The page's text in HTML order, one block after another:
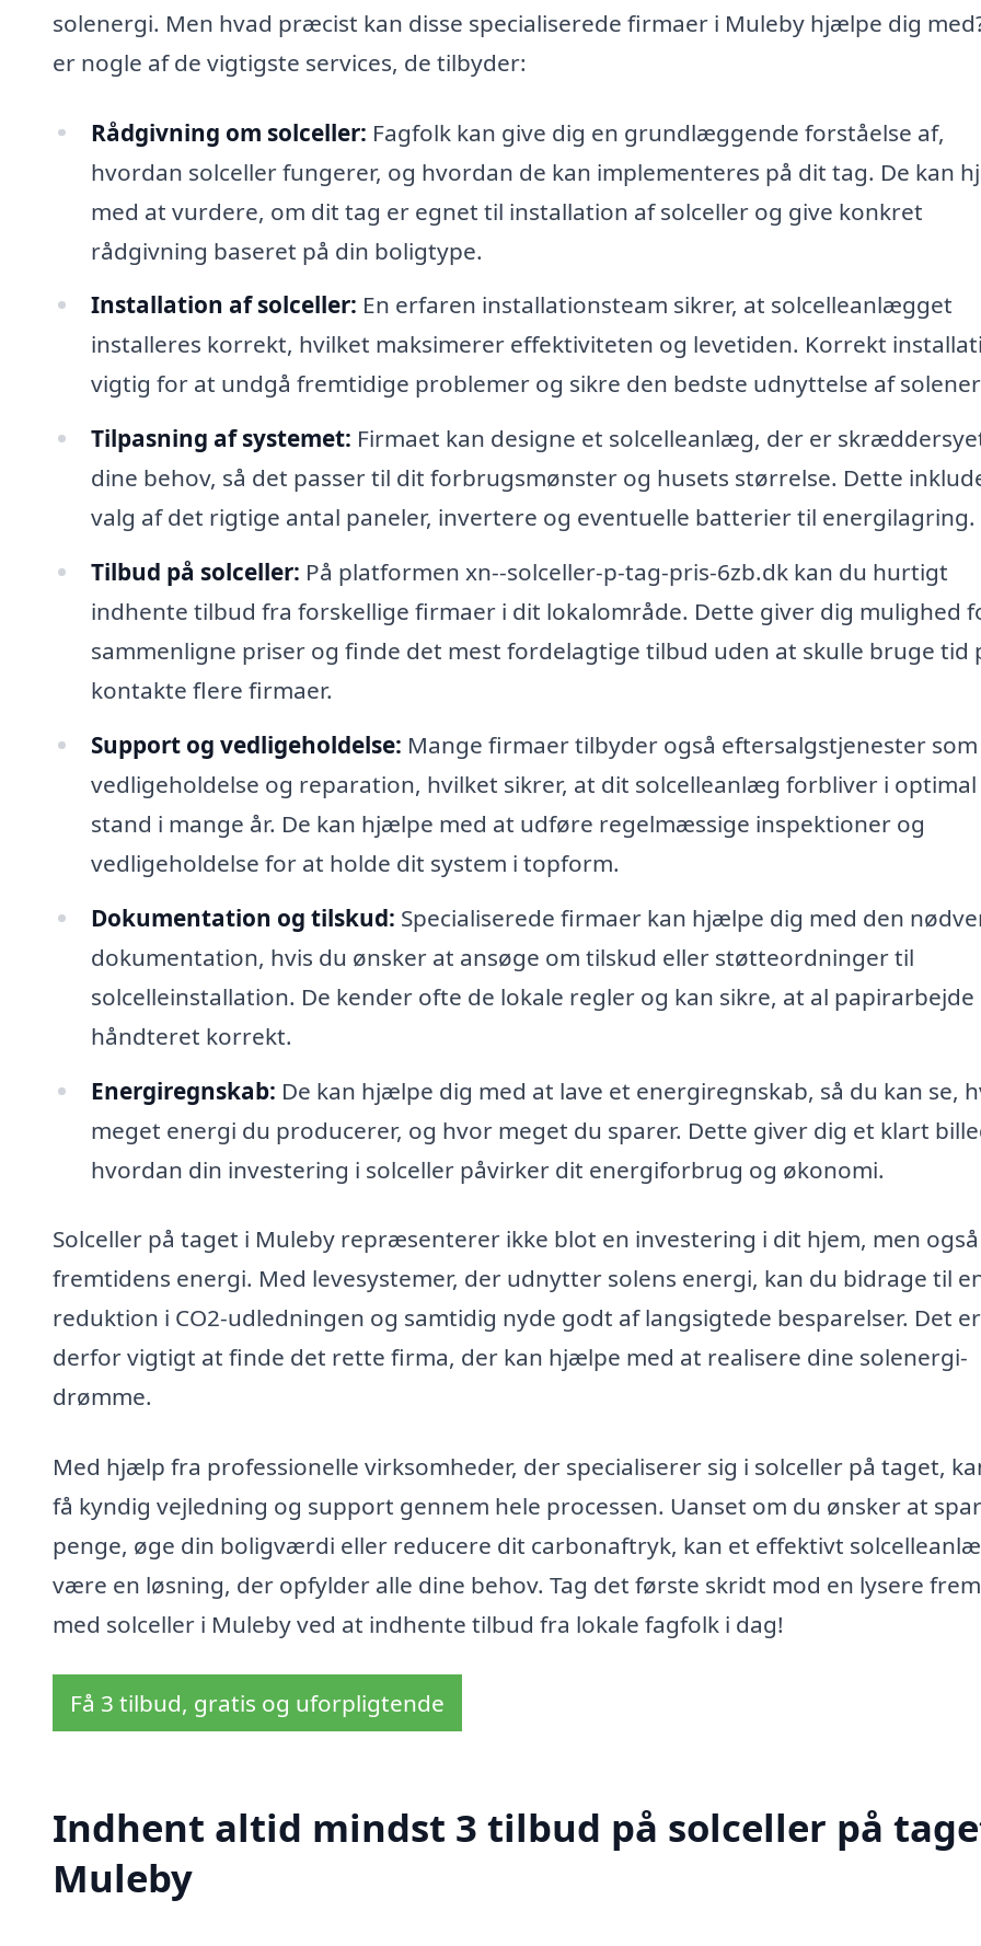
solenergi. Men hvad præcist kan disse specialiserede firmaer i Muleby hjælpe dig
er nogle af de vigtigste services, de tilbyder:
Rådgivning om solceller: Fagfolk kan give dig en grundlæggende forståelse af,
hvordan solceller fungerer, og hvordan de kan implementeres på dit tag. De kan
med at vurdere, om dit tag er egnet til installation af solceller og give konkret
rådgivning baseret på din boligtype.
Installation af solceller: En erfaren installationsteam sikrer, at solcelleanlægget
installeres korrekt, hvilket maksimerer effektiviteten og levetiden. Korrekt
vigtig for at undgå fremtidige problemer og sikre den bedste udnyttelse af
Tilpasning af systemet: Firmaet kan designe et solcelleanlæg, der er
dine behov, så det passer til dit forbrugsmønster og husets størrelse. Dette
valg af det rigtige antal paneler, invertere og eventuelle batterier til energilagring.
Tilbud på solceller: På platformen xn--solceller-p-tag-pris-6zb.dk kan du hurtigt
indhente tilbud fra forskellige firmaer i dit lokalområde. Dette giver dig mulighed
sammenligne priser og finde det mest fordelagtige tilbud uden at skulle bruge tid
kontakte flere firmaer.
Support og vedligeholdelse: Mange firmaer tilbyder også eftersalgstjenester som
vedligeholdelse og reparation, hvilket sikrer, at dit solcelleanlæg forbliver i optimal
stand i mange år. De kan hjælpe med at udføre regelmæssige inspektioner og
vedligeholdelse for at holde dit system i topform.
Dokumentation og tilskud: Specialiserede firmaer kan hjælpe dig med den
dokumentation, hvis du ønsker at ansøge om tilskud eller støtteordninger til
solcelleinstallation. De kender ofte de lokale regler og kan sikre, at al
håndteret korrekt.
Energiregnskab: De kan hjælpe dig med at lave et energiregnskab, så du kan se,
meget energi du producerer, og hvor meget du sparer. Dette giver dig et klart
hvordan din investering i solceller påvirker dit energiforbrug og økonomi.
Solceller på taget i Muleby repræsenterer ikke blot en investering i dit hjem, men
fremtidens energi. Med levesystemer, der udnytter solens energi, kan du bidrage til
reduktion i CO2-udledningen og samtidig nyde godt af langsigtede besparelser. Det er
derfor vigtigt at finde det rette firma, der kan hjælpe med at realisere dine solenergi-
drømme.
Med hjælp fra professionelle virksomheder, der specialiserer sig i solceller på taget,
få kyndig vejledning og support gennem hele processen. Uanset om du ønsker at
penge, øge din boligværdi eller reducere dit carbonaftryk, kan et effektivt
være en løsning, der opfylder alle dine behov. Tag det første skridt mod en lysere
med solceller i Muleby ved at indhente tilbud fra lokale fagfolk i dag!
Få 3 tilbud, gratis og uforpligtende
Indhent altid mindst 3 tilbud på solceller på
Muleby